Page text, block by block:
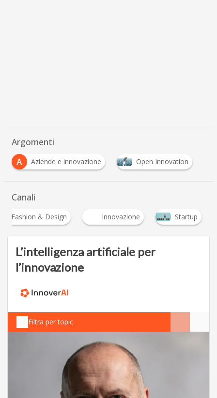
Argomenti
A
Aziende e innovazione Open Innovation
Canali
Fashion & Design Innovazione Startup
L’intelligenza artificiale per
l’innovazione
Filtra per topic